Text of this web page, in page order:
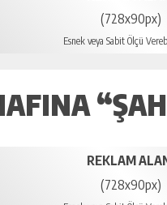
(728x90px)
Esnek veya Sabit Ölçü
REKLAM
(728x90px)